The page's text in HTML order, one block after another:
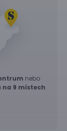
nebo
na 9 místech